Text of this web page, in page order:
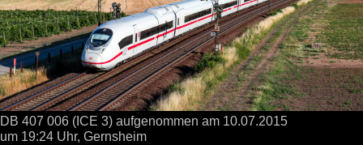
DB 407 006 (ICE 3) aufgenommen am 10.07.2015
um 19:24 Uhr, Gernsheim